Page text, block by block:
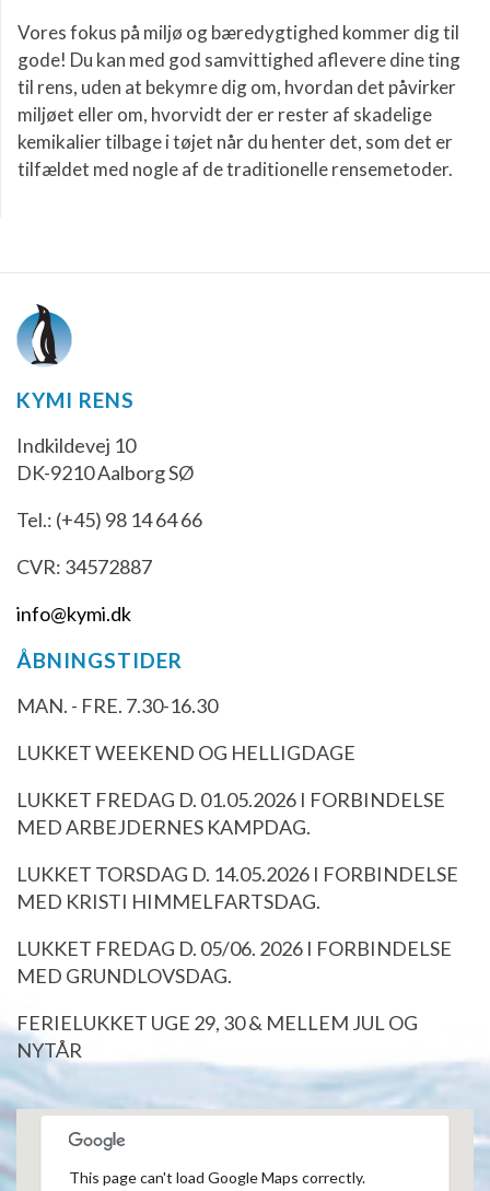
Vores fokus på miljø og bæredygtighed kommer dig til
gode! Du kan med god samvittighed aflevere dine ting
til rens, uden at bekymre dig om, hvordan det påvirker
miljøet eller om, hvorvidt der er rester af skadelige
kemikalier tilbage i tøjet når du henter det, som det er
tilfældet med nogle af de traditionelle rensemetoder.
KYMI RENS
Indkildevej 10
DK-9210 Aalborg SØ
Tel.: (+45) 98 14 64 66
CVR: 34572887
info@kymi.dk
ÅBNINGSTIDER
MAN. - FRE. 7.30-16.30
LUKKET WEEKEND OG HELLIGDAGE
LUKKET FREDAG D. 01.05.2026 I FORBINDELSE
MED ARBEJDERNES KAMPDAG.
LUKKET TORSDAG D. 14.05.2026 I FORBINDELSE
MED KRISTI HIMMELFARTSDAG.
LUKKET FREDAG D. 05/06. 2026 I FORBINDELSE
MED GRUNDLOVSDAG.
FERIELUKKET UGE 29, 30 & MELLEM JUL OG
NYTÅR
This page can't load Google Maps correctly.